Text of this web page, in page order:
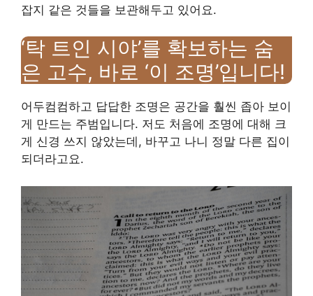
잡지 같은 것들을 보관해두고 있어요.
‘탁 트인 시야’를 확보하는 숨
은 고수, 바로 ‘이 조명’입니다!
어두컴컴하고 답답한 조명은 공간을 훨씬 좁아 보이
게 만드는 주범입니다. 저도 처음에 조명에 대해 크
게 신경 쓰지 않았는데, 바꾸고 나니 정말 다른 집이
되더라고요.